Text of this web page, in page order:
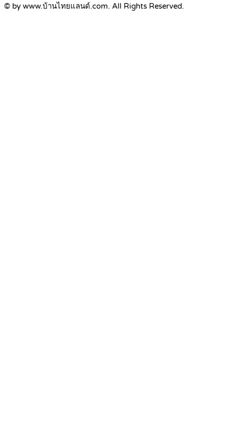
© by www.บ้านไทยแลนด์.com. All Rights Reserved.